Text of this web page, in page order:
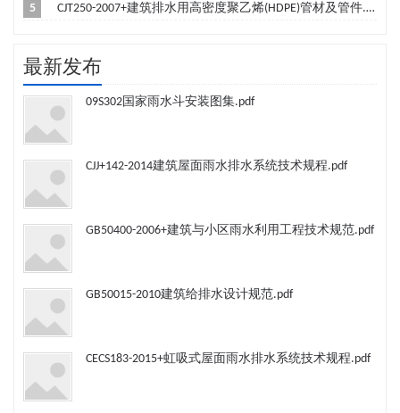
5 CJT250-2007+建筑排水用高密度聚乙烯(HDPE)管材及管件.pdf
最新发布
09S302国家雨水斗安装图集.pdf
CJJ+142-2014建筑屋面雨水排水系统技术规程.pdf
GB50400-2006+建筑与小区雨水利用工程技术规范.pdf
GB50015-2010建筑给排水设计规范.pdf
CECS183-2015+虹吸式屋面雨水排水系统技术规程.pdf